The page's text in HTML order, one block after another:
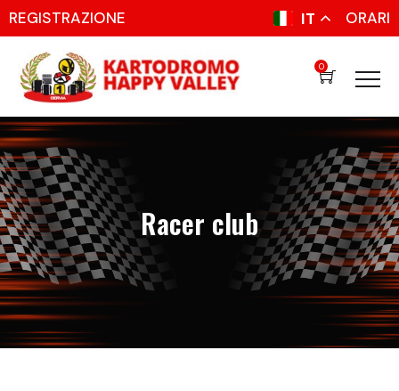
REGISTRAZIONE IT ORARI
0
Racer club